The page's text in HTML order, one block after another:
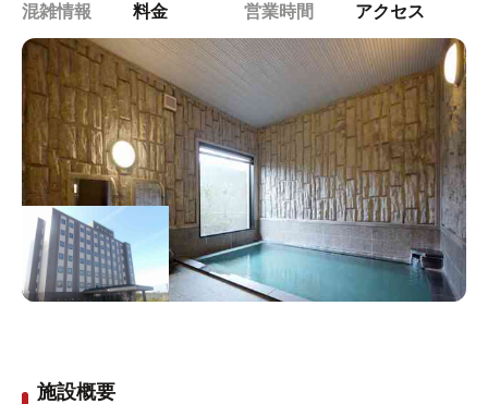
混雑情報 料金 営業時間 アクセス
施設概要